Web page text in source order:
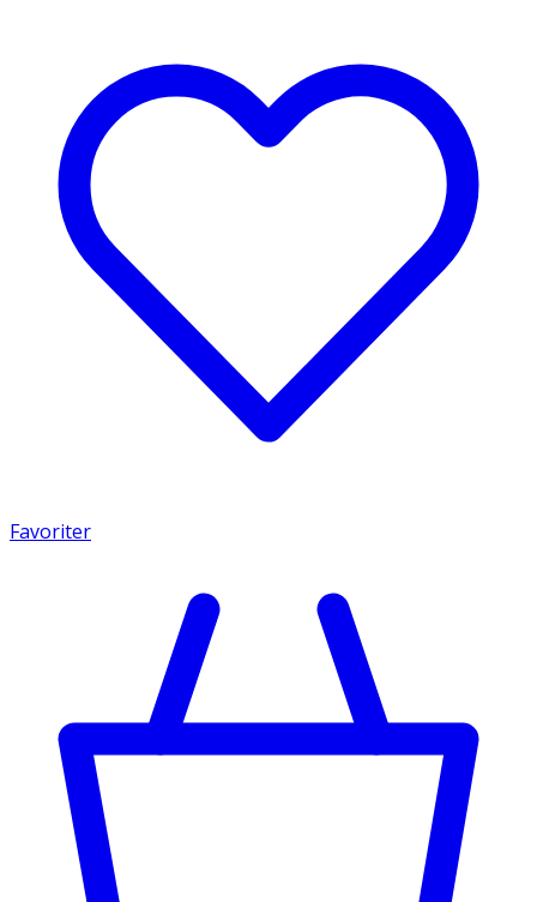
Favoriter